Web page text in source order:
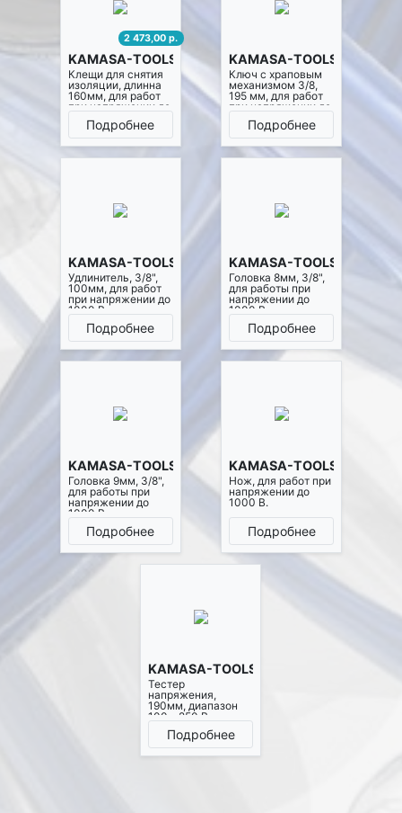
2 473,00 р.
KAMASA-TOOLS K10455
Клещи для снятия
изоляции, длинна
160мм, для работ
при напряжении до
1000 В.Подробнее
KAMASA-TOOLS K10466
Ключ с храповым
механизмом 3/8,
195 мм, для работ
при напряжении до
1000 В.Подробнее
KAMASA-TOOLS K10467
Удлинитель, 3/8",
100мм, для работ
при напряжении до
1000 В.
Подробнее
KAMASA-TOOLS K10468
Головка 8мм, 3/8",
для работы при
напряжении до
1000 В.
Подробнее
KAMASA-TOOLS K10469
Головка 9мм, 3/8",
для работы при
напряжении до
1000 В.
Подробнее
KAMASA-TOOLS K10490
Нож, для работ при
напряжении до
1000 В.
Подробнее
KAMASA-TOOLS K10491
Тестер
напряжения,
190мм, диапазон
100 - 250 В
Подробнее